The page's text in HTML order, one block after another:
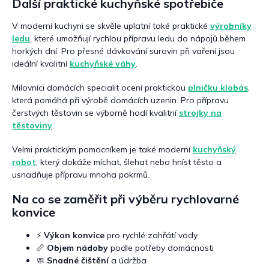
Další praktické kuchyňské spotřebiče
V moderní kuchyni se skvěle uplatní také praktické výrobníky
ledu, které umožňují rychlou přípravu ledu do nápojů během
horkých dní. Pro přesné dávkování surovin při vaření jsou
ideální kvalitní kuchyňské váhy.
Milovníci domácích specialit ocení praktickou plničku klobás,
která pomáhá při výrobě domácích uzenin. Pro přípravu
čerstvých těstovin se výborně hodí kvalitní strojky na
těstoviny.
Velmi praktickým pomocníkem je také moderní kuchyňský
robot, který dokáže míchat, šlehat nebo hníst těsto a
usnadňuje přípravu mnoha pokrmů.
Na co se zaměřit při výběru rychlovarné
konvice
⚡ Výkon konvice pro rychlé zahřátí vody
📏 Objem nádoby podle potřeby domácnosti
🧼 Snadné čištěnía údržba